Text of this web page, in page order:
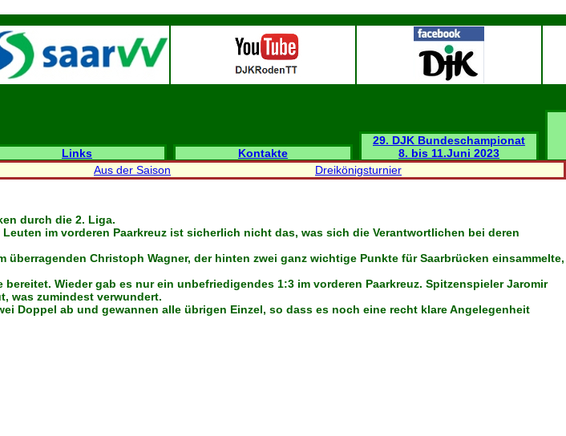
Links Kontakte
29. DJK Bundeschampionat
8. bis 11.Juni 2023
Aus der Saison Dreikönigsturnier
durch die 2. Liga.
im vorderen Paarkreuz ist sicherlich nicht das, was sich die Verantwortlichen bei deren
Christoph Wagner, der hinten zwei ganz wichtige Punkte für Saarbrücken einsammelte,
Wieder gab es nur ein unbefriedigendes 1:3 im vorderen Paarkreuz. Spitzenspieler Jaromir
was zumindest verwundert.
Doppel ab und gewannen alle übrigen Einzel, so dass es noch eine recht klare Angelegenheit